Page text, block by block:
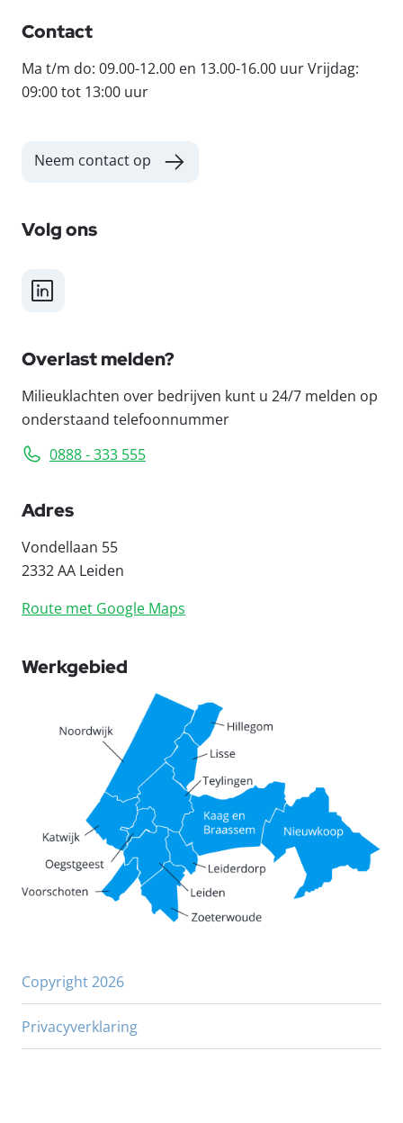
Contact
Ma t/m do: 09.00-12.00 en 13.00-16.00 uur Vrijdag:
09:00 tot 13:00 uur
Neem contact op
Volg ons
LinkedIn
Overlast melden?
Milieuklachten over bedrijven kunt u 24/7 melden op
onderstaand telefoonnummer
0888 - 333 555
Adres
Vondellaan 55
2332 AA Leiden
Route met Google Maps
Werkgebied
Copyright 2026
Privacyverklaring